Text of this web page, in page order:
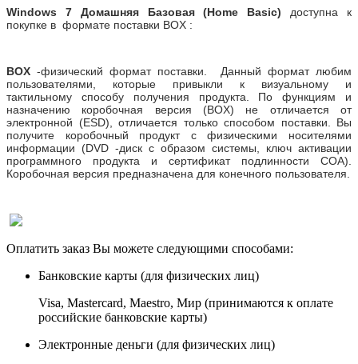
Windows
7 Домашняя Базовая (Home Basic)
доступна к
покупке в формате поставки BOX :
BOX -физический формат поставки. Данный формат любим
пользователями, которые привыкли к визуальному и
тактильному способу получения продукта. По функциям и
назначению коробочная версия (BOX) не отличается от
электронной (ESD), отличается только способом поставки. Вы
получите коробочный продукт с физическими носителями
информации (DVD -диск с образом системы, ключ активации
программного продукта и сертификат подлинности СОА).
Коробочная версия предназначена для конечного пользователя.
Оплатить заказ Вы можете следующими способами:
Банковские карты (для физических лиц)
Visa, Mastercard, Maestro, Мир (принимаются к оплате
российские банковские карты)
Электронные деньги (для физических лиц)